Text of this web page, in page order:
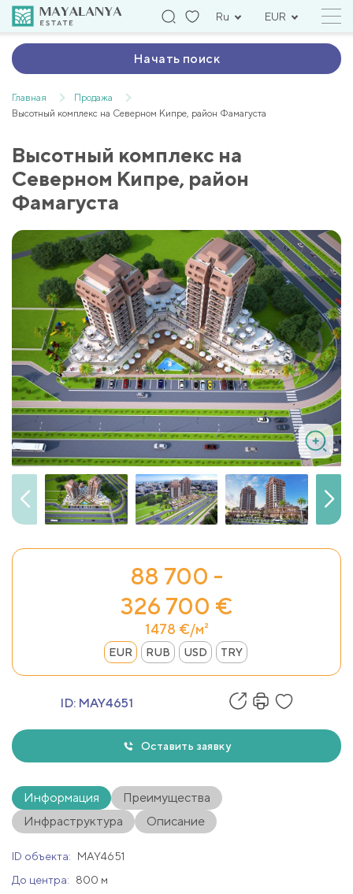
Ru EUR
Начать поиск
Главная
Продажа
Высотный комплекс на Северном Кипре, район Фамагуста
Высотный комплекс на
Северном Кипре, район
Фамагуста
88 700 -
326 700 €
1478 €/м²
EUR RUB USD TRY
ID: MAY4651
Оставить заявку
Информация
Преимущества
Инфраструктура
Описание
ID объекта:
MAY4651
До центра:
800 м